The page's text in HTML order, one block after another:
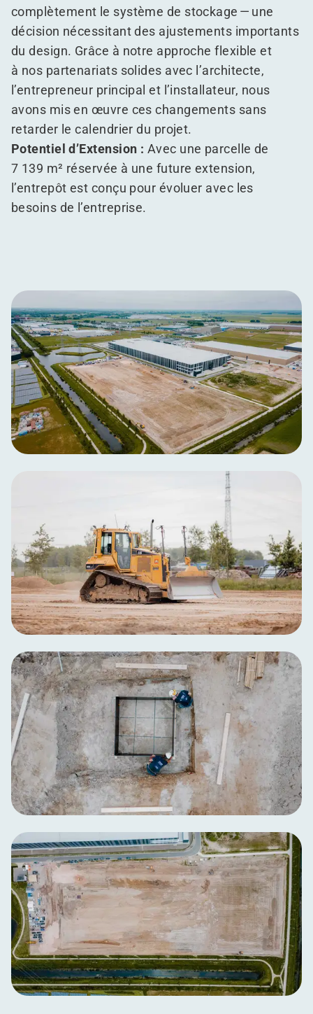
complètement le système de stockage — une
décision nécessitant des ajustements importants
du design. Grâce à notre approche flexible et
à nos partenariats solides avec l’architecte,
l’entrepreneur principal et l’installateur, nous
avons mis en œuvre ces changements sans
retarder le calendrier du projet.
Potentiel d’Extension : Avec une parcelle de
7 139 m² réservée à une future extension,
l’entrepôt est conçu pour évoluer avec les
besoins de l’entreprise.